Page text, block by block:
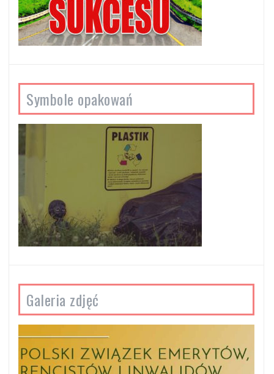
Symbole opakowań
Galeria zdjęć